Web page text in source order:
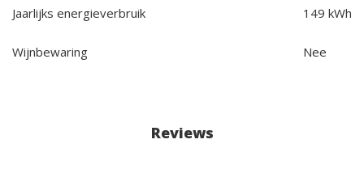
Jaarlijks energieverbruik 149 kWh
Wijnbewaring Nee
Reviews